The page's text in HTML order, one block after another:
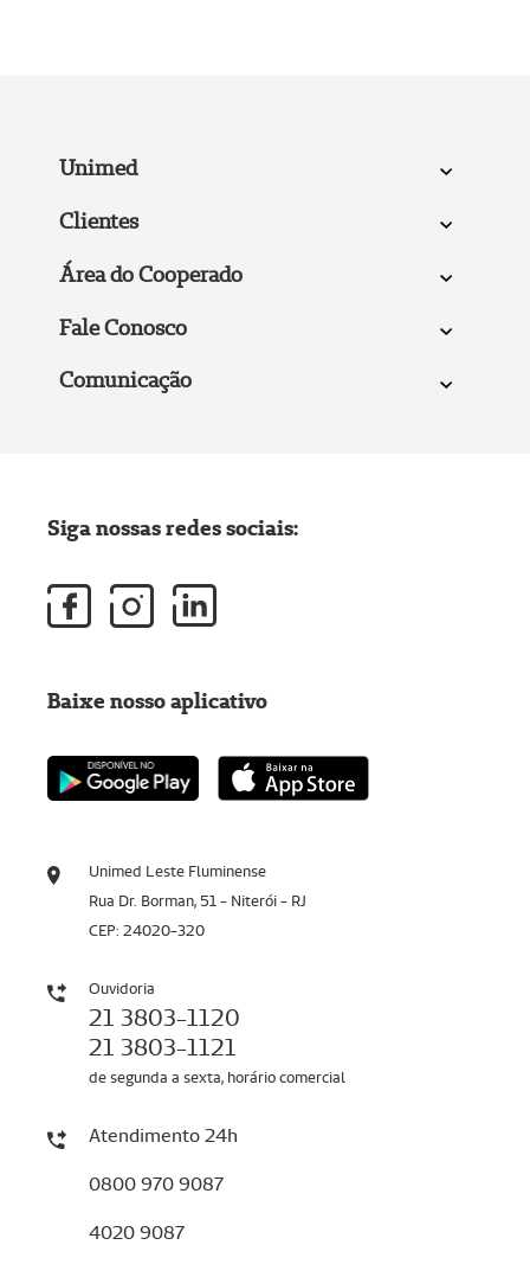
Unimed
Clientes
Área do Cooperado
Fale Conosco
Comunicação
Unimed Leste Fluminense
Rua Dr. Borman, 51 - Niterói - RJ
CEP: 24020-320
Ouvidoria
21 3803-1120
21 3803-1121
de segunda a sexta, horário comercial
Atendimento 24h
0800 970 9087
4020 9087
Siga nossas redes sociais:
Baixe nosso aplicativo